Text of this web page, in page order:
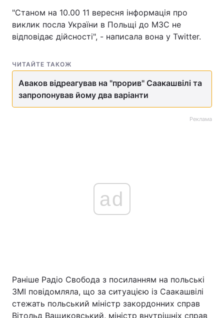
Тема оформлення
"Станом на 10.00 11 вересня інформація про
виклик посла України в Польщі до МЗС не
відповідає дійсності", - написала вона у Twitter.
ЧИТАЙТЕ ТАКОЖ
Аваков відреагував на "прорив" Саакашвілі та
запропонував йому два варіанти
Реклама
ad
Раніше Радіо Свобода з посиланням на польські
ЗМІ повідомляла, що за ситуацією із Саакашвілі
стежать польський міністр закордонних справ
Вітольд Ващиковський, міністр внутрішніх справ